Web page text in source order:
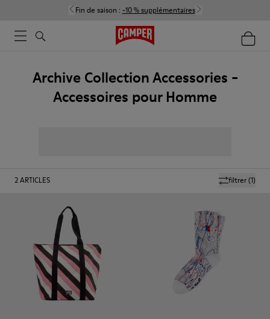
Fin de saison : -10 % supplémentaires
Archive Collection Accessories -
Accessoires pour Homme
filtrer(1)
2ARTICLES